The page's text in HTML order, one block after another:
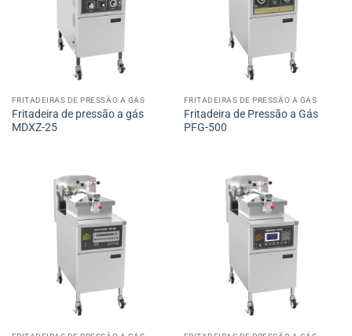
FRITADEIRAS DE PRESSÃO A GÁS
Fritadeira de pressão a gás
MDXZ-25
FRITADEIRAS DE PRESSÃO A GÁS
Fritadeira de Pressão a Gás
PFG-500